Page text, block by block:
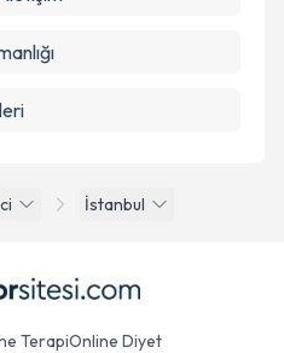
İstanbul
TerapiOnline Diyet